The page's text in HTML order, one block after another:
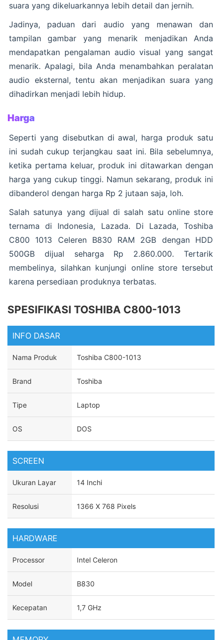
suara yang dikeluarkannya lebih detail dan jernih.
Jadinya, paduan dari audio yang menawan dan
tampilan gambar yang menarik menjadikan Anda
mendapatkan pengalaman audio visual yang sangat
menarik. Apalagi, bila Anda menambahkan peralatan
audio eksternal, tentu akan menjadikan suara yang
dihadirkan menjadi lebih hidup.
Harga
Seperti yang disebutkan di awal, harga produk satu
ini sudah cukup terjangkau saat ini. Bila sebelumnya,
ketika pertama keluar, produk ini ditawarkan dengan
harga yang cukup tinggi. Namun sekarang, produk ini
dibanderol dengan harga Rp 2 jutaan saja, loh.
Salah satunya yang dijual di salah satu online store
ternama di Indonesia, Lazada. Di Lazada, Toshiba
C800 1013 Celeren B830 RAM 2GB dengan HDD
500GB dijual seharga Rp 2.860.000. Tertarik
membelinya, silahkan kunjungi online store tersebut
karena persediaan produknya terbatas.
SPESIFIKASI TOSHIBA C800-1013
INFO DASAR
Nama Produk Toshiba C800-1013
Brand Toshiba
Tipe Laptop
OS DOS
SCREEN
Ukuran Layar 14 Inchi
Resolusi 1366 X 768 Pixels
HARDWARE
Processor Intel Celeron
Model B830
Kecepatan 1,7 GHz